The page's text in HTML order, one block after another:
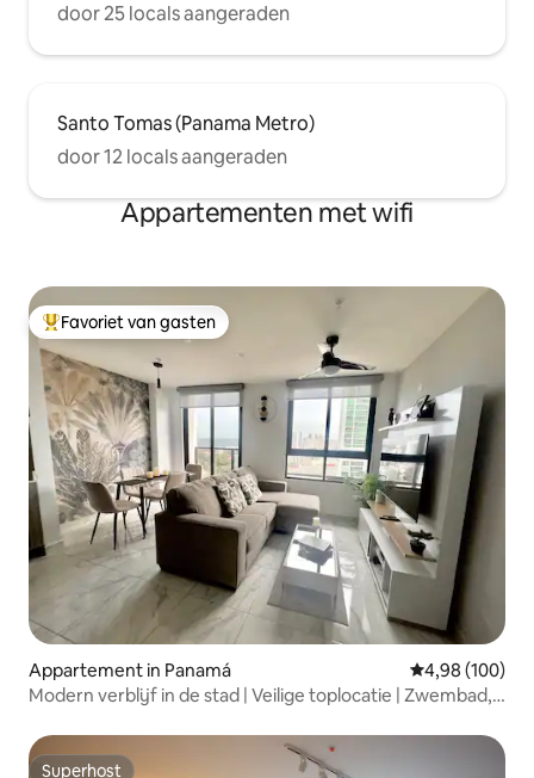
door 25 locals aangeraden
Santo Tomas (Panama Metro)
door 12 locals aangeraden
Appartementen met wifi
Topfavoriet van gasten
Favoriet van gasten
Appartement in Panamá Gemiddelde
4,98 (100)
Modern verblijf in de stad | Veilige toplocatie | Zwembad,
Superhost